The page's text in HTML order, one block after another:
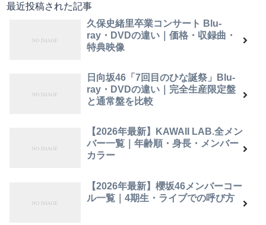
最近投稿された記事
久保史緒里卒業コンサート Blu-
ray・DVDの違い｜価格・収録曲・
特典映像
日向坂46「7回目のひな誕祭」Blu-
ray・DVDの違い｜完全生産限定盤
と通常盤を比較
【2026年最新】KAWAII LAB.全メン
バー一覧｜年齢順・身長・メンバー
カラー
【2026年最新】櫻坂46メンバーコー
ル一覧｜4期生・ライブでの呼び方